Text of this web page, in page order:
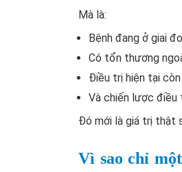
Mà là:
Bệnh đang ở giai
Có tổn thương
Điều trị hiện tại còn
Và chiến lược điều
Đó mới là giá trị thật
Vì sao chỉ